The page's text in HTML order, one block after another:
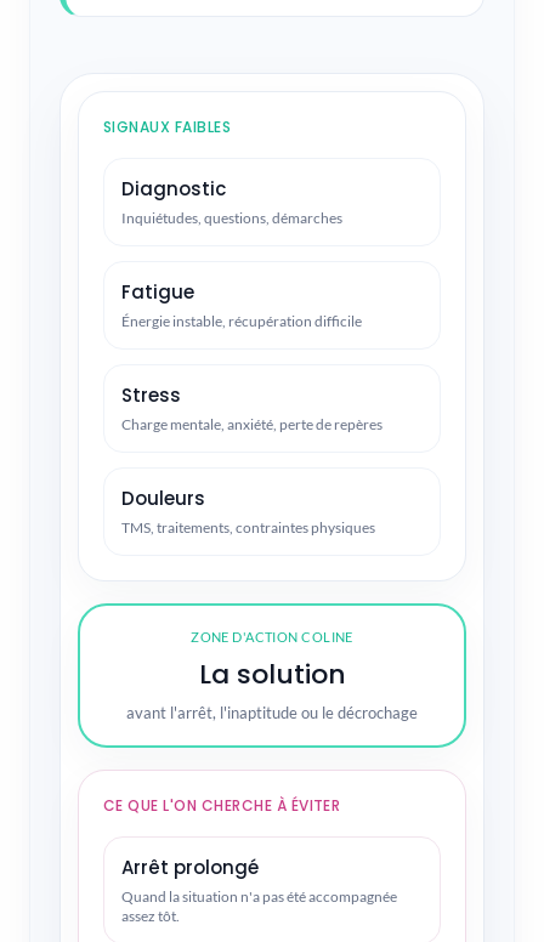
SIGNAUX FAIBLES
Diagnostic
Inquiétudes, questions, démarches
Fatigue
Énergie instable, récupération difficile
Stress
Charge mentale, anxiété, perte de repères
Douleurs
TMS, traitements, contraintes physiques
ZONE D'ACTION COLINE
La solution
avant l'arrêt, l'inaptitude ou le décrochage
CE QUE L'ON CHERCHE À ÉVITER
Arrêt prolongé
Quand la situation n'a pas été accompagnée
assez tôt.